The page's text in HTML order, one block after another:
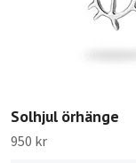
Solhjul örhänge
950 kr